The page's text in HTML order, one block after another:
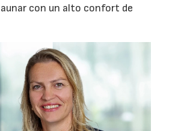
con un alto confort de